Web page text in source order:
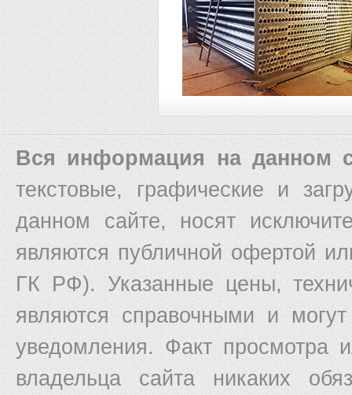
Вся информация на данном
текстовые, графические и
данном сайте, носят
являются публичной офертой
ГК РФ). Указанные цены,
являются справочными и
уведомления. Факт просмотра
владельца сайта никаких